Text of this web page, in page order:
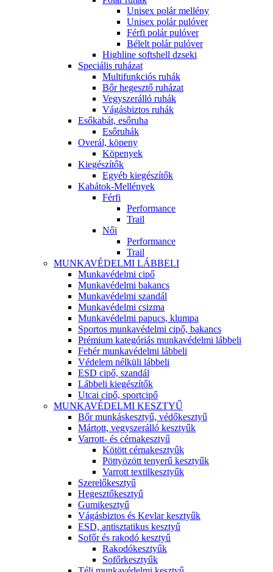
Unisex polár mellény
Unisex polár pulóver
Férfi polár pulóver
Bélelt polár pulóver
Highline softshell dzseki
Speciális ruházat
Multifunkciós ruhák
Bőr hegesztő ruházat
Vegyszerálló ruhák
Vágásbiztos ruhák
Esőkabát, esőruha
Esőruhák
Overál, köpeny
Köpenyek
Kiegészítők
Egyéb kiegészítők
Kabátok-Mellények
Férfi
Performance
Trail
Női
Performance
Trail
MUNKAVÉDELMI LÁBBELI
Munkavédelmi cipő
Munkavédelmi bakancs
Munkavédelmi szandál
Munkavédelmi csizma
Munkavédelmi papucs, klumpa
Sportos munkavédelmi cipő, bakancs
Prémium kategóriás munkavédelmi lábbeli
Fehér munkavédelmi lábbeli
Védelem nélküli lábbeli
ESD cipő, szandál
Lábbeli kiegészítők
Utcai cipő, sportcipő
MUNKAVÉDELMI KESZTYŰ
Bőr munkáskesztyű, védőkesztyű
Mártott, vegyszerálló kesztyűk
Varrott- és cérnakesztyű
Kötött cérnakesztyűk
Pöttyözött tenyerű kesztyűk
Varrott textilkesztyűk
Szerelőkesztyű
Hegesztőkesztyű
Gumikesztyű
Vágásbiztos és Kevlar kesztyűk
ESD, antisztatikus kesztyű
Sofőr és rakodó kesztyű
Rakodókesztyűk
Sofőrkesztyűk